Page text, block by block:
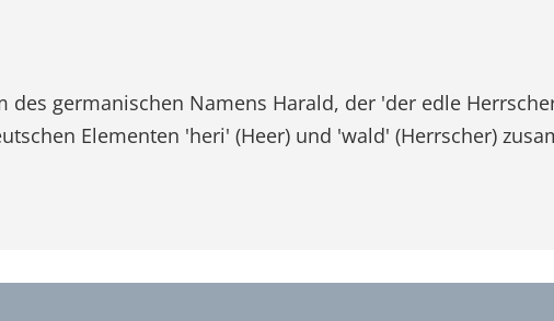
germanischen Namens Harald, der 'der edle
Elementen 'heri' (Heer) und 'wald' (Herrscher)